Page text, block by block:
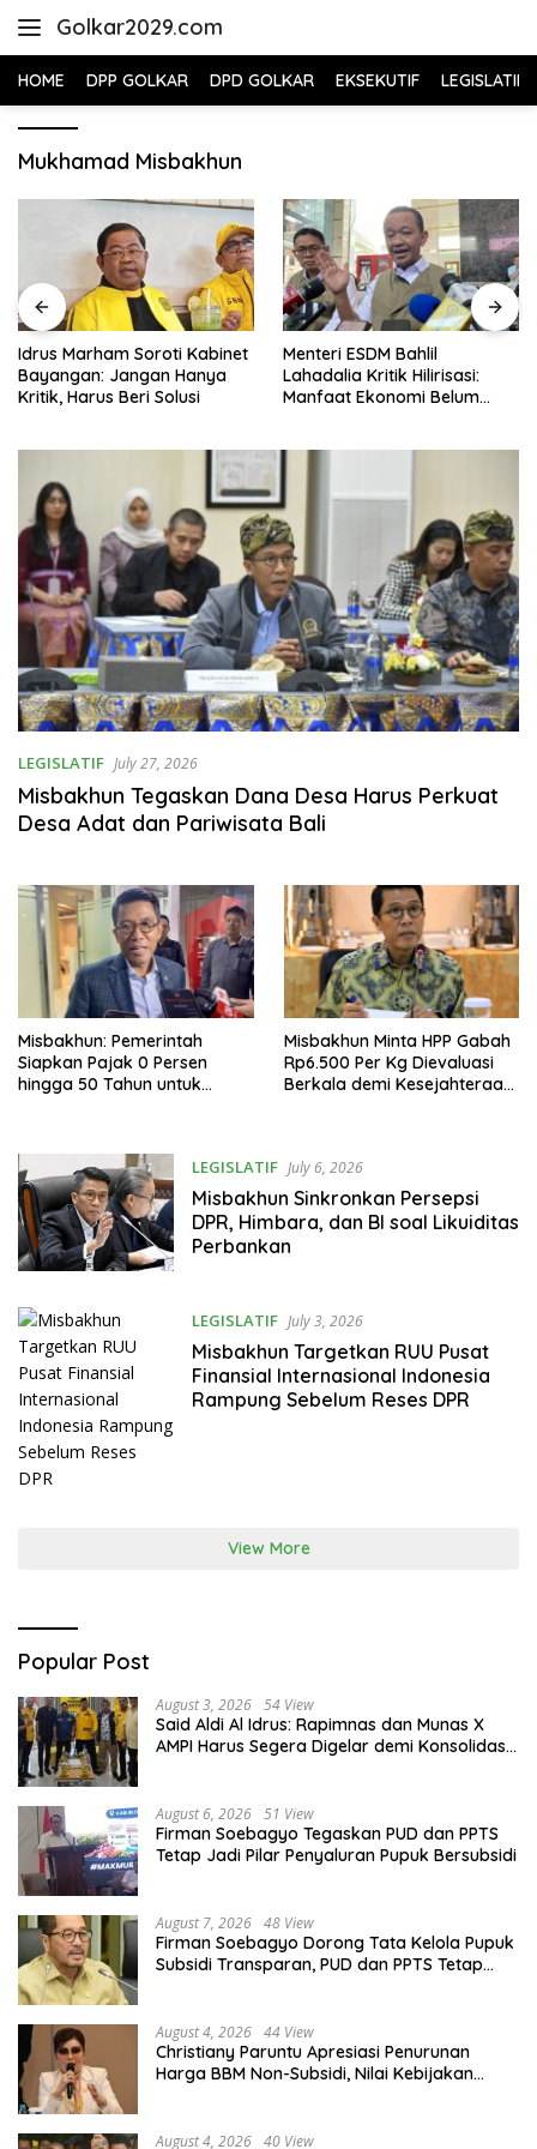
Golkar2029.com
HOME DPP GOLKAR DPD GOLKAR EKSEKUTIF LEGISLATIF
Mukhamad Misbakhun
Idrus Marham Soroti Kabinet
Bayangan: Jangan Hanya
Kritik, Harus Beri Solusi
Menteri ESDM Bahlil
Lahadalia Kritik Hilirisasi:
Manfaat Ekonomi Belum
LEGISLATIF July 27, 2026
Misbakhun Tegaskan Dana Desa Harus Perkuat
Desa Adat dan Pariwisata Bali
Misbakhun: Pemerintah
Siapkan Pajak 0 Persen
hingga 50 Tahun untuk
Misbakhun Minta HPP Gabah
Rp6.500 Per Kg Dievaluasi
Berkala demi Kesejahteraan
LEGISLATIF July 6, 2026
Misbakhun Sinkronkan Persepsi
DPR, Himbara, dan BI soal Likuiditas
Perbankan
LEGISLATIF July 3, 2026
Misbakhun Targetkan RUU Pusat
Finansial Internasional Indonesia
Rampung Sebelum Reses DPR
View More
Popular Post
August 3, 2026 54 View
Said Aldi Al Idrus: Rapimnas dan Munas X
AMPI Harus Segera Digelar demi Konsolidasi
August 6, 2026 51 View
Firman Soebagyo Tegaskan PUD dan PPTS
Tetap Jadi Pilar Penyaluran Pupuk Bersubsidi
August 7, 2026 48 View
Firman Soebagyo Dorong Tata Kelola Pupuk
Subsidi Transparan, PUD dan PPTS Tetap
August 4, 2026 44 View
Christiany Paruntu Apresiasi Penurunan
Harga BBM Non-Subsidi, Nilai Kebijakan
August 4, 2026 40 View